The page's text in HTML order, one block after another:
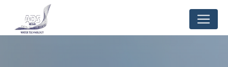
Panneau de gestion des cookies